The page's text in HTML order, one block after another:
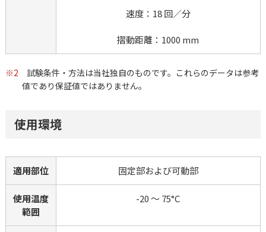
速度：18 回／分
摺動距離：1000 mm
※2 試験条件・方法は当社独自のものです。これらのデータは参考
値であり保証値ではありません。
使用環境
適用部位 固定部および可動部
使用温度
範囲
-20 ～ 75°C